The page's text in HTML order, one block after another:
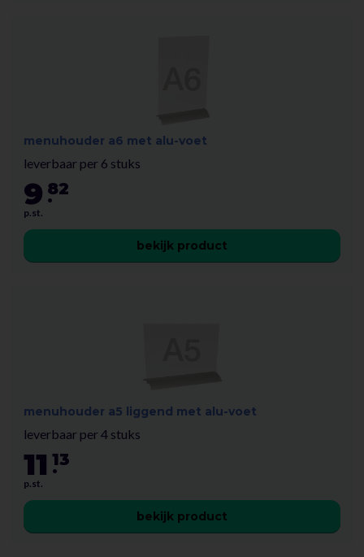
menuhouder a6 met alu-voet
leverbaar per 6 stuks
9 .
82
p.st.
bekijk product
menuhouder a5 liggend met alu-voet
leverbaar per 4 stuks
11 .
13
p.st.
bekijk product